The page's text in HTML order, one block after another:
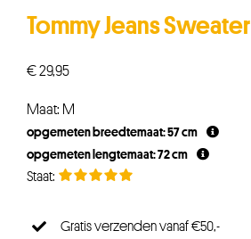
Tommy Jeans Sweater
€29,95
Maat: M
opgemeten breedtemaat: 57 cm
opgemeten lengtemaat: 72 cm
Gratis verzenden vanaf €50,-